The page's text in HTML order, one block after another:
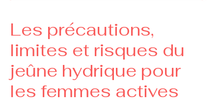
Les précautions,
limites et risques du
jeûne hydrique pour
les femmes actives